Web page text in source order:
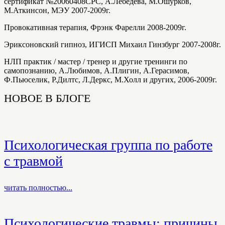
М.Аткинсон, МЭУ 2007-2009г.
Провокативная терапия, Фрэнк Фарелли 2008-2009г.
Эриксоновский гипноз, ИГИСП Михаил Гинзбург 2007-2008г.
НЛП практик / мастер / тренер и другие тренинги по
самопознанию, А.Любимов, А.Плигин, А.Герасимов,
Ф.Пьюселик, Р.Дилтс, Л.Деркс, М.Холл и других, 2006-2009г.
НОВОЕ В БЛОГЕ
Психологическая группа по работе
с травмой
читать полностью...